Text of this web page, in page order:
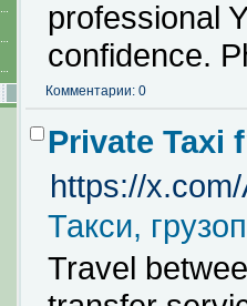
professional
confidence.
Комментарии: 0
Private Taxi
https://
Такси,
Travel